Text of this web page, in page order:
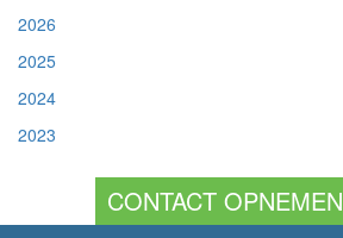
2026
2025
2024
2023
CONTACT OPNEMEN